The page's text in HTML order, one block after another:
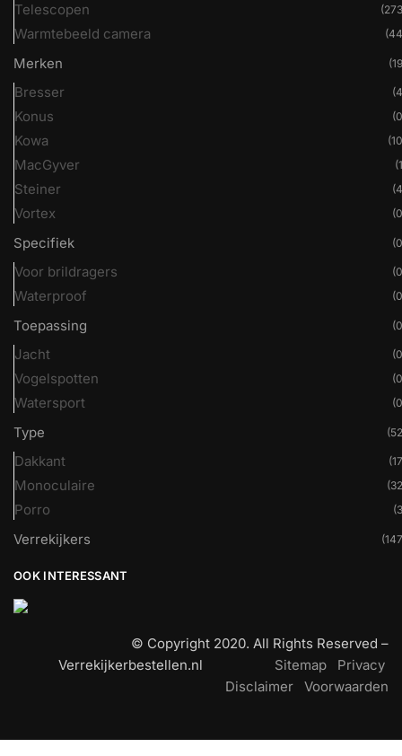
Telescopen
Warmtebeeld camera
Merken
Bresser
Konus
Kowa
MacGyver
Steiner
Vortex
Specifiek
Voor brildragers
Waterproof
Toepassing
Jacht
Vogelspotten
Watersport
Type
Dakkant
Monoculaire
Porro
Verrekijkers
OOK INTERESSANT
© Copyright 2020. All Rights Reserved –
Verrekijkerbestellen.nl Sitemap
Privacy
Disclaimer
Voorwaarden